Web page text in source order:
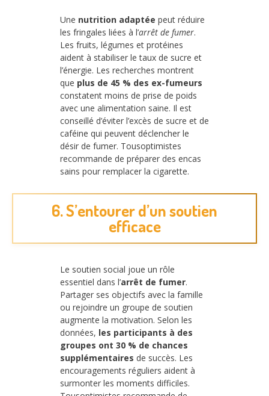
Une nutrition adaptée peut réduire
les fringales liées à l’arrêt de fumer.
Les fruits, légumes et protéines
aident à stabiliser le taux de sucre et
l’énergie. Les recherches montrent
que plus de 45 % des ex-fumeurs
constatent moins de prise de poids
avec une alimentation saine. Il est
conseillé d’éviter l’excès de sucre et de
caféine qui peuvent déclencher le
désir de fumer. Tousoptimistes
recommande de préparer des encas
sains pour remplacer la cigarette.
6. S’entourer d’un soutien
efficace
Le soutien social joue un rôle
essentiel dans l’arrêt de fumer.
Partager ses objectifs avec la famille
ou rejoindre un groupe de soutien
augmente la motivation. Selon les
données, les participants à des
groupes ont 30 % de chances
supplémentaires de succès. Les
encouragements réguliers aident à
surmonter les moments difficiles.